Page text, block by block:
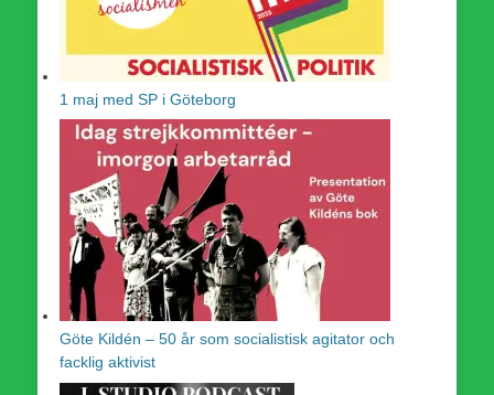
1 maj med SP i Göteborg
Göte Kildén – 50 år som socialistisk agitator och
facklig aktivist